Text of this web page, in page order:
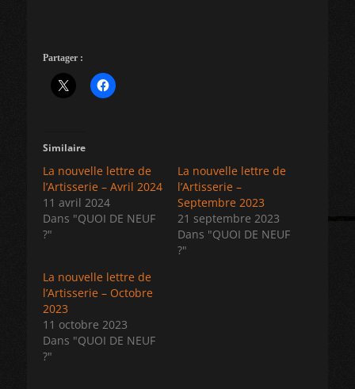
Partager :
Similaire
La nouvelle lettre de
l’Artisserie – Avril 2024
11 avril 2024
Dans "QUOI DE NEUF
?"
La nouvelle lettre de
l’Artisserie –
Septembre 2023
21 septembre 2023
Dans "QUOI DE NEUF
?"
La nouvelle lettre de
l’Artisserie – Octobre
2023
11 octobre 2023
Dans "QUOI DE NEUF
?"